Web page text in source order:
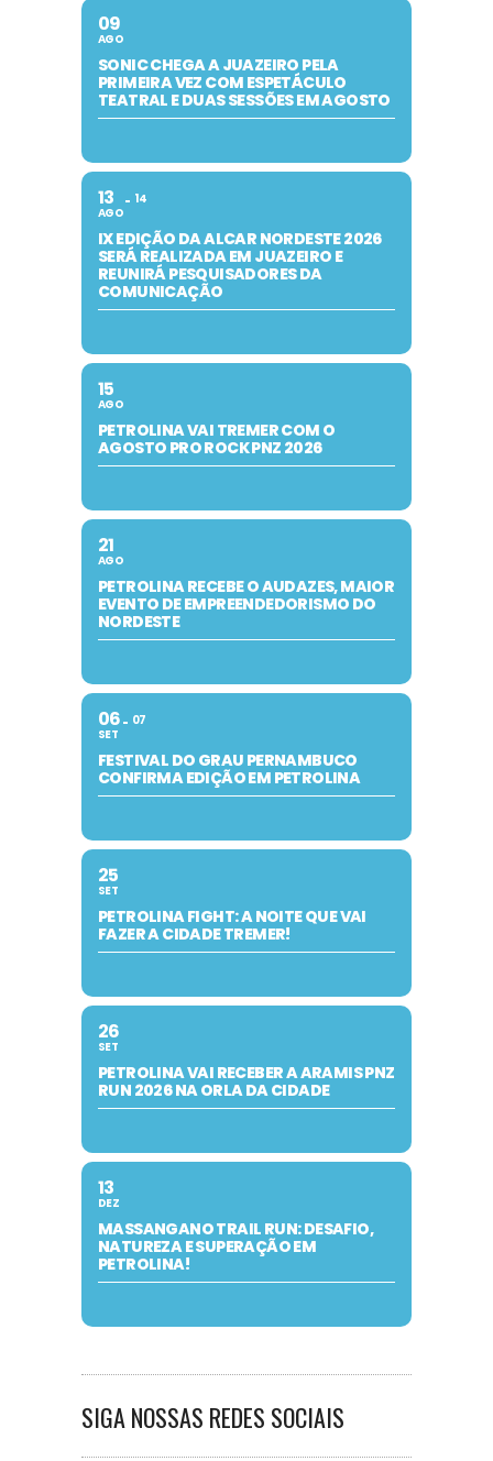
09
AGO
SONIC CHEGA A JUAZEIRO PELA
PRIMEIRA VEZ COM ESPETÁCULO
TEATRAL E DUAS SESSÕES EM AGOSTO
13
AGO
14
IX EDIÇÃO DA ALCAR NORDESTE 2026
SERÁ REALIZADA EM JUAZEIRO E
REUNIRÁ PESQUISADORES DA
COMUNICAÇÃO
15
AGO
PETROLINA VAI TREMER COM O
AGOSTO PRO ROCK PNZ 2026
21
AGO
PETROLINA RECEBE O AUDAZES, MAIOR
EVENTO DE EMPREENDEDORISMO DO
NORDESTE
06
SET
07
FESTIVAL DO GRAU PERNAMBUCO
CONFIRMA EDIÇÃO EM PETROLINA
25
SET
PETROLINA FIGHT: A NOITE QUE VAI
FAZER A CIDADE TREMER!
26
SET
PETROLINA VAI RECEBER A ARAMIS PNZ
RUN 2026 NA ORLA DA CIDADE
13
DEZ
MASSANGANO TRAIL RUN: DESAFIO,
NATUREZA E SUPERAÇÃO EM
PETROLINA!
SIGA NOSSAS REDES SOCIAIS